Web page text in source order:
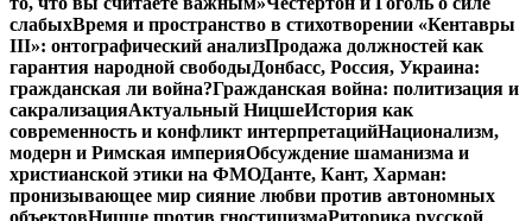
слабыхВремя и пространство в стихотворении «Кентавры
III»: онтографический анализПродажа должностей как
гарантия народной свободыДонбасс, Россия, Украина:
гражданская ли война?Гражданская война: политизация и
сакрализацияАктуальный НицшеИстория как
современность и конфликт интерпретацийНационализм,
модерн и Римская империяОбсуждение шаманизма и
христианской этики на ФМОДанте, Кант, Харман:
пронизывающее мир сияние любви против автономных